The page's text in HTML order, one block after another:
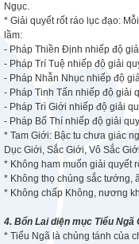
Ngục.
* Giải quyết rốt ráo lục đạo:
lầm:
- Pháp Thiền Định nhiếp độ
- Pháp Trí Tuệ nhiếp độ giải
- Pháp Nhẫn Nhục nhiếp độ
- Pháp Tinh Tấn nhiếp độ giải
- Pháp Trì Giới nhiếp độ giải
- Pháp Bố Thí nhiếp độ giải
* Tam Giới: Bậc tu chưa giác
Dục Giới, Sắc Giới, Vô Sắc
* Không ham muốn giải quyết
* Không thọ chủng sắc tướng,
* Không chấp Không, nương
4. Bổn Lai diện mục Tiểu Ngã
* Tiểu Ngã là chủng tánh của